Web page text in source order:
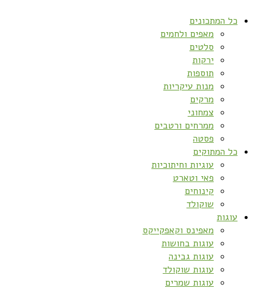
כל המתכונים
מאפים ולחמים
סלטים
ירקות
תוספות
מנות עיקריות
מרקים
צמחוני
ממרחים ורטבים
פסטה
כל המתוקים
עוגיות וחיתוכיות
פאי וטארט
קינוחים
שוקולד
עוגות
מאפינס וקאפקייקס
עוגות בחושות
עוגות גבינה
עוגות שוקולד
עוגות שמרים